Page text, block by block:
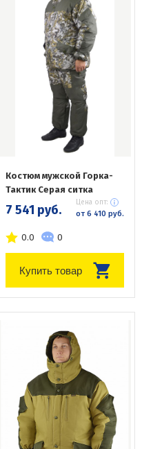
Костюм мужской Горка-
Тактик Серая ситка
7 541 руб. Цена опт:
от 6 410 руб.
0.0 0
Купить товар